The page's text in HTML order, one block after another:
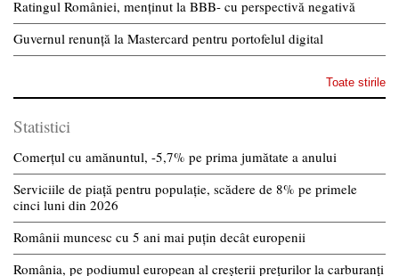
Ratingul României, menținut la BBB- cu perspectivă negativă
Guvernul renunță la Mastercard pentru portofelul digital
Toate stirile
Statistici
Comerțul cu amănuntul, -5,7% pe prima jumătate a anului
Serviciile de piață pentru populație, scădere de 8% pe primele
cinci luni din 2026
Românii muncesc cu 5 ani mai puțin decât europenii
România, pe podiumul european al creșterii prețurilor la carburanți